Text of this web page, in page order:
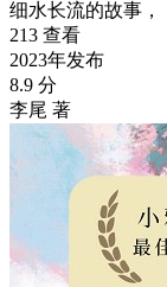
细水长流的故事，
213 查看
2023年发布
8.9 分
李尾 著